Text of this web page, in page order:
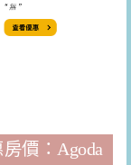
價： Agoda